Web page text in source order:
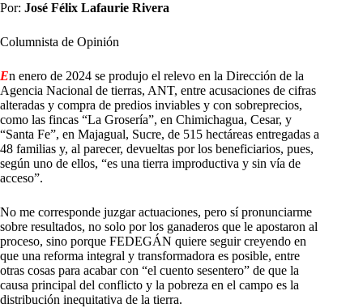
Por: José Félix Lafaurie Rivera
Columnista de Opinión
En enero de 2024 se produjo el relevo en la Dirección de la
Agencia Nacional de tierras, ANT, entre acusaciones de cifras
alteradas y compra de predios inviables y con sobreprecios,
como las fincas “La Grosería”, en Chimichagua, Cesar, y
“Santa Fe”, en Majagual, Sucre, de 515 hectáreas entregadas a
48 familias y, al parecer, devueltas por los beneficiarios, pues,
según uno de ellos, “es una tierra improductiva y sin vía de
acceso”.
No me corresponde juzgar actuaciones, pero sí pronunciarme
sobre resultados, no solo por los ganaderos que le apostaron al
proceso, sino porque FEDEGÁN quiere seguir creyendo en
que una reforma integral y transformadora es posible, entre
otras cosas para acabar con “el cuento sesentero” de que la
causa principal del conflicto y la pobreza en el campo es la
distribución inequitativa de la tierra.